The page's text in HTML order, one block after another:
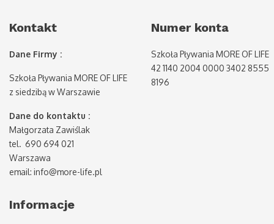
Kontakt
Dane Firmy :
Szkoła Pływania MORE OF LIFE
z siedzibą w Warszawie
Dane do kontaktu :
Małgorzata Zawiślak
tel. 690 694 021
Warszawa
email: info@more-life.pl
Numer konta
Szkoła Pływania MORE OF LIFE
42 1140 2004 0000 3402 8555
8196
Informacje